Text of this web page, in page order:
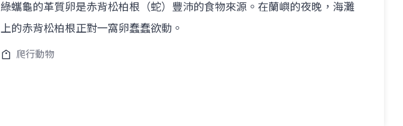
綠蠵龜的革質卵是赤背松柏根（蛇）豐沛的食物來源。在蘭嶼的夜晚，海灘
上的赤背松柏根正對一窩卵蠢蠢欲動。
爬行動物